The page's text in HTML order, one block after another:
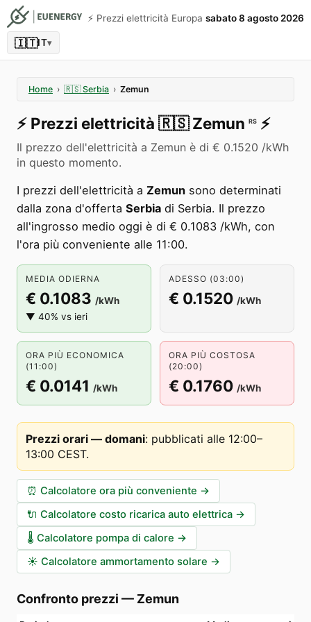
⚡️ Prezzi elettricità Europa sabato 8 agosto 2026
🇮🇹IT▾
Home › 🇷🇸 Serbia › Zemun
⚡️ Prezzi elettricità 🇷🇸 Zemun RS ⚡️
Il prezzo dell'elettricità a Zemun è di € 0.1520 /kWh
in questo momento.
I prezzi dell'elettricità a Zemun sono determinati
dalla zona d'offerta Serbia di Serbia. Il prezzo
all'ingrosso medio oggi è di € 0.1083 /kWh, con
l'ora più conveniente alle 11:00.
MEDIA ODIERNA
€ 0.1083 /kWh
▼ 40% vs ieri
ADESSO (03:00)
€ 0.1520 /kWh
ORA PIÙ ECONOMICA
(11:00)
€ 0.0141 /kWh
ORA PIÙ COSTOSA
(20:00)
€ 0.1760 /kWh
Prezzi orari — domani: pubblicati alle 12:00–
13:00 CEST.
⏰ Calcolatore ora più conveniente →
🔌 Calcolatore costo ricarica auto elettrica →
🌡️ Calcolatore pompa di calore →
☀️ Calcolatore ammortamento solare →
Confronto prezzi — Zemun